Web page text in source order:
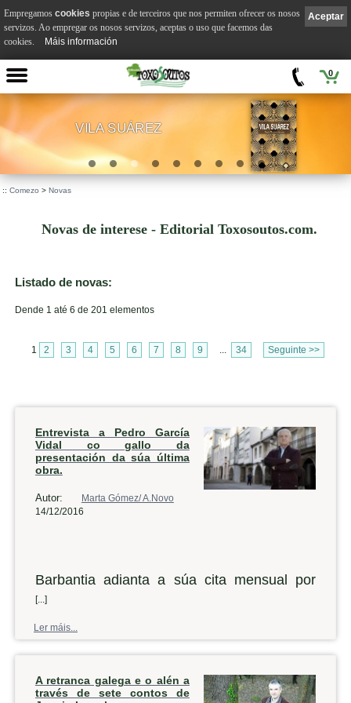
0
VILA SUÁREZ
:: Comezo > Novas
Novas de interese - Editorial Toxosoutos.com.
Listado de novas:
Dende 1 até 6 de 201 elementos
1 2 3 4 5 6 7 8 9 34 Seguinte >>
Entrevista a Pedro García
Vidal co gallo da
presentación da súa última
obra.
Autor:
Marta Gómez/ A.Novo
14/12/2016
Barbantia adianta a súa cita mensual por
mor das festas do Nadal, así que este
venres a asociación cultural levará a cabo
na casa de cultura noiesa unha nova
historiador Pedro García Vidal, que falará do
[...]
Ler máis...
A retranca galega e o alén a
través de sete contos de
Aceptar
Empregamos cookies propias e de terceiros que nos permiten ofrecer os nosos
servizos. Ao empregar os nosos servizos, aceptas o uso que facemos das
cookies.
Máis información